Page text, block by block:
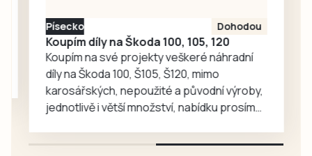
Písecko Dohodou
Koupím díly na Škoda 100, 105, 120
Koupím na své projekty veškeré náhradní
díly na Škoda 100, Š105, Š120, mimo
karosářských, nepoužité a původní výroby,
jednotlivě i větší množství, nabídku prosím